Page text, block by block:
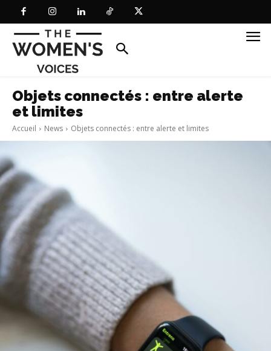
Objets connectés : entre alerte
et limites
Accueil News Objets connectés : entre alerte et limites